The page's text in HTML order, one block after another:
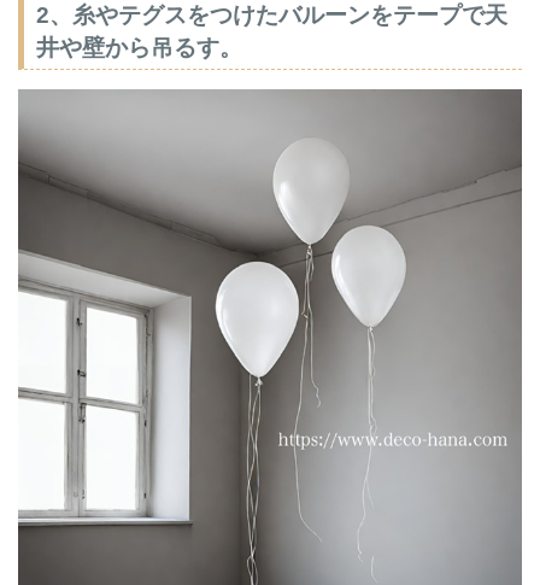
2、糸やテグスをつけたバルーンをテープで天
井や壁から吊るす。